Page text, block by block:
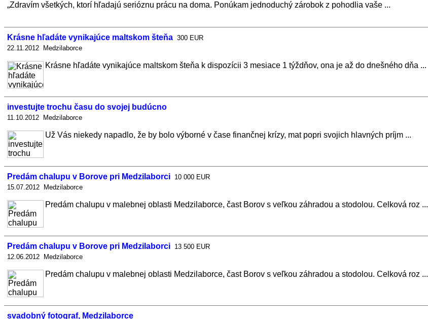
„Zdravím všetkých, ktorí hľadajú serióznu prácu na doma. Ponúkam jednoduchý zárobok z pohodlia vaše ...
Krásne hľadáte vynikajúce maltskom šteňa 300 EUR
22.11.2012 Medzilaborce
Krásne hľadáte vynikajúce maltskom šteňa k dispozícii 3 mesiace 1 týždňov, ona je až do dnešného dňa ...
investujte trochu času do svojej budúcno
11.10.2012 Medzilaborce
Už Vás niekedy napadlo, že by bolo výborné v čase finančnej krízy, mat popri svojich hlavných príjm ...
Predám chalupu v Borove pri Medzilaborci 10 000 EUR
15.07.2012 Medzilaborce
Predám chalupu v malebnej oblasti Medzilaborce, čast Borov s veľkou záhradou a stodolou. Celková roz ...
Predám chalupu v Borove pri Medzilaborci 13 500 EUR
12.06.2012 Medzilaborce
Predám chalupu v malebnej oblasti Medzilaborce, čast Borov s veľkou záhradou a stodolou. Celková roz ...
svadobný fotograf, Medzilaborce